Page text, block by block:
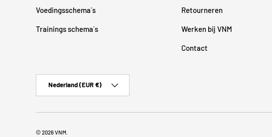
Voedingsschema´s
Trainings schema´s
Retourneren
Werken bij VNM
Contact
Nederland (EUR €)
© 2026VNM